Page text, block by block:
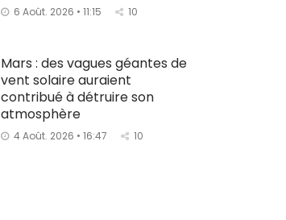
6 Août. 2026 • 11:15 10
Mars : des vagues géantes de
vent solaire auraient
contribué à détruire son
atmosphère
4 Août. 2026 • 16:47 10